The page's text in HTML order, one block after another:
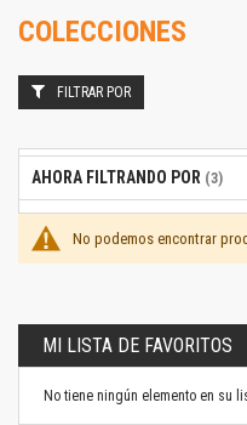
COLECCIONES
No podemos encontrar
FILTRAR POR
AHORA FILTRANDO POR
MI LISTA DE FAVORITOS
No tiene ningún elemento en su